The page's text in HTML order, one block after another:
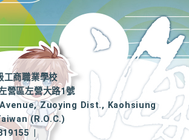
工商職業學校
營區左營大路1號
Zuoying Dist., Kaohsiung
(R.O.C.)
|